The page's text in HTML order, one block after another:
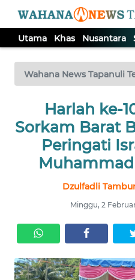
Utama Khas Nusantara
Wahana News Tapanuli
Harlah ke-
Sorkam Barat
Peringati
Muhammad
Dzulfadli
Minggu, 2
TV
Tutup
UTAMA
SERBI
OPINI